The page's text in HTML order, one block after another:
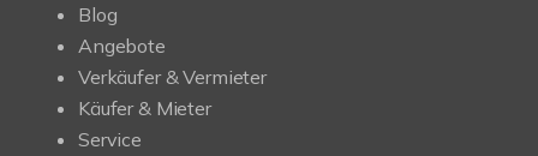
Blog
Angebote
Verkäufer & Vermieter
Käufer & Mieter
Service